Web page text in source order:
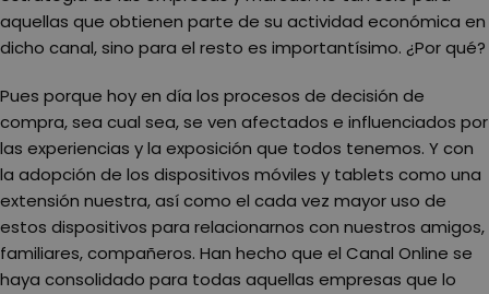
aquellas que obtienen parte de su actividad económica en
dicho canal, sino para el resto es importantísimo. ¿Por qué?
Pues porque hoy en día los procesos de decisión de
compra, sea cual sea, se ven afectados e influenciados por
las experiencias y la exposición que todos tenemos. Y con
la adopción de los dispositivos móviles y tablets como una
extensión nuestra, así como el cada vez mayor uso de
estos dispositivos para relacionarnos con nuestros amigos,
familiares, compañeros. Han hecho que el Canal Online se
haya consolidado para todas aquellas empresas que lo